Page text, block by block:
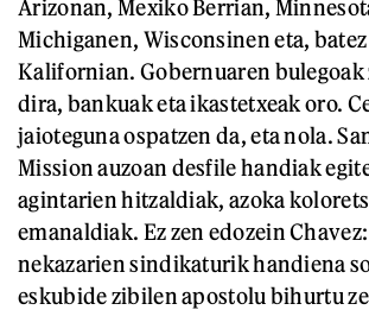
Arizonan, Mexiko Berrian,
Michiganen, Wisconsinen eta,
Kalifornian. Gobernuaren bulegoak
dira, bankuak eta ikastetxeak oro.
jaioteguna ospatzen da, eta nola.
Mission auzoan desfile handiak
agintarien hitzaldiak, azoka
emanaldiak. Ez zen edozein
nekazarien sindikaturik handiena
eskubide zibilen apostolu bihurtu